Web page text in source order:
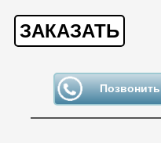
ЗАКАЗАТЬ
Позвонить